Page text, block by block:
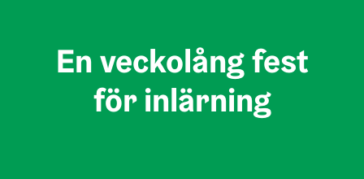
En veckolång fest
för inlärning